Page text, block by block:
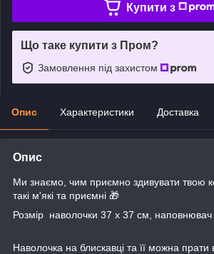
Купити з
Що таке купити з Пром?
Замовлення під захистом
Опис Характеристики Доставка
Опис
Ми знаємо, чим приємно здивувати твою
такі м'які та приємні 🎁
Розмір наволочки 37 х 37 см, наповнювач
Наволочка на блискавці та її можна